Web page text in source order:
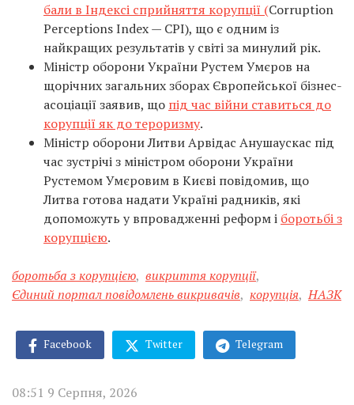
бали в Індексі сприйняття корупції (Corruption
Perceptions Index — CPI), що є одним із
найкращих результатів у світі за минулий рік.
Міністр оборони України Рустем Умєров на
щорічних загальних зборах Європейської бізнес-
асоціації заявив, що під час війни ставиться до
корупції як до тероризму.
Міністр оборони Литви Арвідас Анушаускас під
час зустрічі з міністром оборони України
Рустемом Умєровим в Києві повідомив, що
Литва готова надати Україні радників, які
допоможуть у впровадженні реформ і боротьбі з
корупцією.
боротьба з корупцією, викриття корупції,
Єдиний портал повідомлень викривачів, корупція, НАЗК
Facebook Twitter Telegram
08:51 9 Серпня, 2026